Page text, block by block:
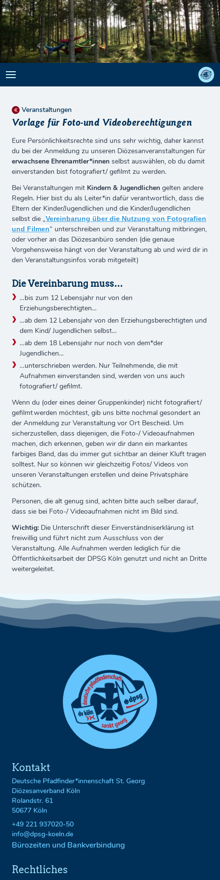
Veranstaltungen
Vorlage für Foto-und Videoberechtigungen
Eure Persönlichkeitsrechte sind uns sehr wichtig, daher kannst
du bei der Anmeldung zu unseren Diözesanveranstaltungen für
erwachsene Ehrenamtler*innen selbst auswählen, ob du damit
einverstanden bist fotografiert/ gefilmt zu werden.
Bei Veranstaltungen mit Kindern & Jugendlichen gelten andere
Regeln. Hier bist du als Leiter*in dafür verantwortlich, dass die
Eltern der Kinder/Jugendlichen und die Kinder/Jugendlichen
selbst die „Vereinbarung über die Nutzung von Fotografien
und Filmen“ unterschreiben und zur Veranstaltung mitbringen,
oder vorher an das Diözesanbüro senden (die genaue
Vorgehensweise hängt von der Veranstaltung ab und wird dir in
den Veranstaltungsinfos vorab mitgeteilt)
Die Vereinbarung muss…
…bis zum 12 Lebensjahr nur von den
Erziehungsberechtigten…
…ab dem 12 Lebensjahr von den Erziehungsberechtigten und
dem Kind/ Jugendlichen selbst…
…ab dem 18 Lebensjahr nur noch von dem*der
Jugendlichen…
…unterschrieben werden. Nur Teilnehmende, die mit
Aufnahmen einverstanden sind, werden von uns auch
fotografiert/ gefilmt.
Wenn du (oder eines deiner Gruppenkinder) nicht fotografiert/
gefilmt werden möchtest, gib uns bitte nochmal gesondert an
der Anmeldung zur Veranstaltung vor Ort Bescheid. Um
sicherzustellen, dass diejenigen, die Foto-/ Videoaufnahmen
machen, dich erkennen, geben wir dir dann ein markantes
farbiges Band, das du immer gut sichtbar an deiner Kluft tragen
solltest. Nur so können wir gleichzeitig Fotos/ Videos von
unseren Veranstaltungen erstellen und deine Privatsphäre
schützen.
Personen, die alt genug sind, achten bitte auch selber darauf,
dass sie bei Foto-/ Videoaufnahmen nicht im Bild sind.
Wichtig: Die Unterschrift dieser Einverständniserklärung ist
freiwillig und führt nicht zum Ausschluss von der
Veranstaltung. Alle Aufnahmen werden lediglich für die
Öffentlichkeitsarbeit der DPSG Köln genutzt und nicht an Dritte
weitergeleitet.
Kontakt
Deutsche Pfadfinder*innenschaft St. Georg
Diözesanverband Köln
Rolandstr. 61
50677 Köln
+49 221 937020-50
info@dpsg-koeln.de
Bürozeiten und Bankverbindung
Rechtliches